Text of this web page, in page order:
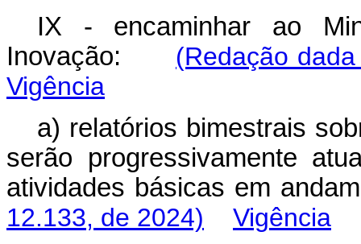
IX - encaminhar ao
Inovação: (Redação
Vigência
a) relatórios bimestrais
serão progressivamente
atividades básicas em
12.133, de 2024)
Vigência